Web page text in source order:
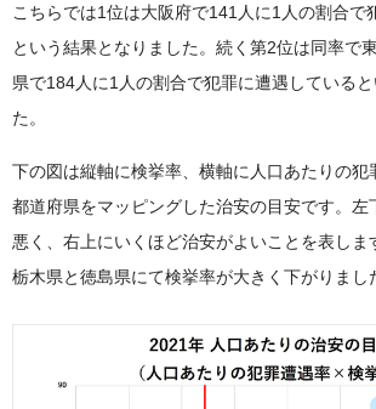
こちらでは1位は大阪府で141人に1人の割合で
という結果となりました。続く第2位は同率で
県で184人に1人の割合で犯罪に遭遇している
た。
下の図は縦軸に検挙率、横軸に人口あたりの犯
都道府県をマッピングした治安の目安です。左
悪く、右上にいくほど治安がよいことを表しま
栃木県と徳島県にて検挙率が大きく下がりまし